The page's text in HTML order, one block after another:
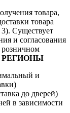
товара,
товара
Существует
и согласования
розничном
РЕГИОНЫ
и
до дверей)
в зависимости